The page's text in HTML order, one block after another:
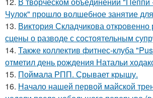
Чулок" прошло волшебное занятие
13. Виктория Складчикова откровенно
сцены о разводе с состоятельным
14. Также коллектив фитнес-клуба
отметил день рождения Натальи
15. Поймала РПП. Срывает крышу.
16. Начало нашей первой майской